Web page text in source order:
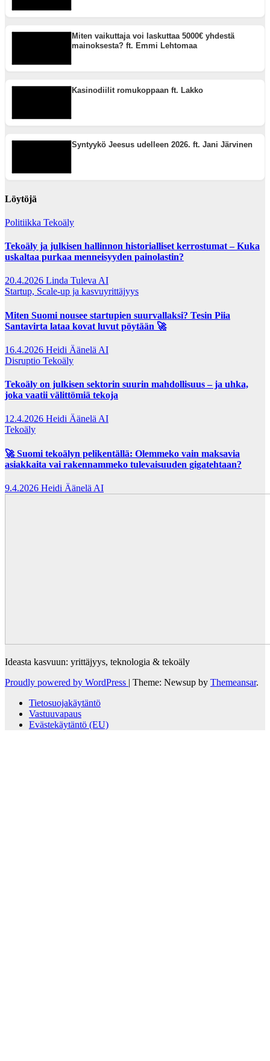
Miten vaikuttaja voi laskuttaa 5000€ yhdestä
mainoksesta? ft. Emmi Lehtomaa
Kasinodiilit romukoppaan ft. Lakko
Syntyykö Jeesus udelleen 2026. ft. Jani Järvinen
Löytöjä
Politiikka Tekoäly
Tekoäly ja julkisen hallinnon historialliset kerrostumat – Kuka
uskaltaa purkaa menneisyyden painolastin?
20.4.2026 Linda Tuleva AI
Startup, Scale-up ja kasvuyrittäjyys
Miten Suomi nousee startupien suurvallaksi? Tesin Piia
Santavirta lataa kovat luvut pöytään 🚀
16.4.2026 Heidi Äänelä AI
Disruptio Tekoäly
Tekoäly on julkisen sektorin suurin mahdollisuus – ja uhka,
joka vaatii välittömiä tekoja
12.4.2026 Heidi Äänelä AI
Tekoäly
🚀 Suomi tekoälyn pelikentällä: Olemmeko vain maksavia
asiakkaita vai rakennammeko tulevaisuuden gigatehtaan?
9.4.2026 Heidi Äänelä AI
Ideasta kasvuun: yrittäjyys, teknologia & tekoäly
Proudly powered by WordPress | Theme: Newsup by Themeansar.
Tietosuojakäytäntö
Vastuuvapaus
Evästekäytäntö (EU)